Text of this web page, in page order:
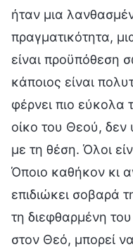
ήταν μια
πραγματικότητα,
είναι προϋπόθεση
κάποιος είναι
φέρνει πιο εύκολα
οίκο του Θεού, δεν
με τη θέση. Όλοι
Όποιο καθήκον κι
επιδιώκει σοβαρά
τη διεφθαρμένη
στον Θεό, μπορεί